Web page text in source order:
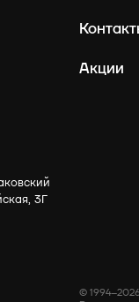
Акции
3Г
©